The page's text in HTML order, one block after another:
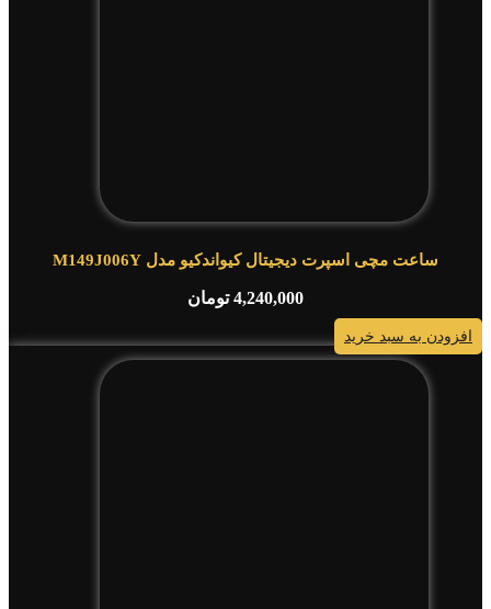
ساعت مچی اسپرت دیجیتال کیواندکیو مدل M149J006Y
4,240,000 تومان
افزودن به سبد خرید